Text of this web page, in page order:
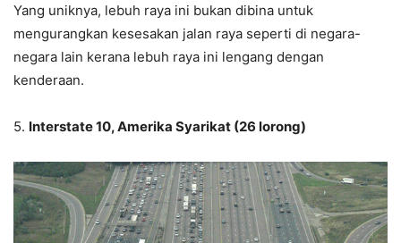
Yang uniknya, lebuh raya ini bukan dibina untuk
mengurangkan kesesakan jalan raya seperti di negara-
negara lain kerana lebuh raya ini lengang dengan
kenderaan.
5. Interstate 10, Amerika Syarikat (26 lorong)